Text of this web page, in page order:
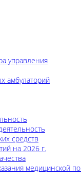
управления
амбулаторий
средств
на 2026 г.
медицинской